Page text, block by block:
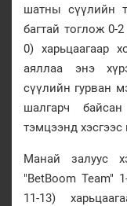
шатны сүүлийн
багтай тоглож 0-
0) харьцаагаар
аяллаа энэ
сүүлийн гурван
шалгарч
тэмцээнд хэсгээс
Манай залуус
"BetBoom Team"
11-13)